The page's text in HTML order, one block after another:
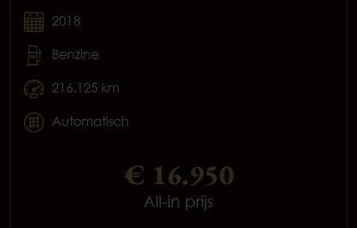
2018
Benzine
216.125 km
Automatisch
€ 16.950
All-in prijs